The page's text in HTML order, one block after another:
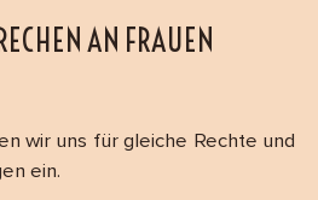
AN FRAUEN
wir uns für gleiche Rechte und
ein.